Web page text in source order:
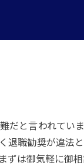
だと言われてい
退職勧奨が違法
は御気軽に御相